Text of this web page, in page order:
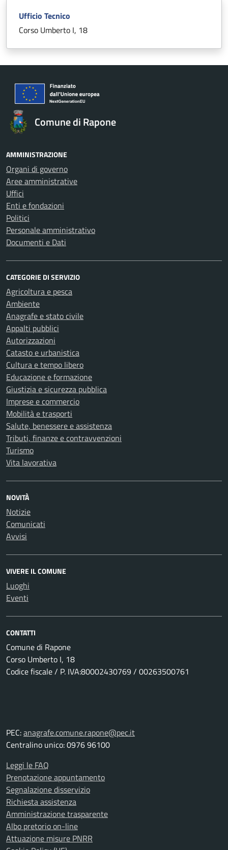
Ufficio Tecnico
Corso Umberto I, 18
Comune di Rapone
AMMINISTRAZIONE
Organi di governo
Aree amministrative
Uffici
Enti e fondazioni
Politici
Personale amministrativo
Documenti e Dati
CATEGORIE DI SERVIZIO
Agricoltura e pesca
Ambiente
Anagrafe e stato civile
Appalti pubblici
Autorizzazioni
Catasto e urbanistica
Cultura e tempo libero
Educazione e formazione
Giustizia e sicurezza pubblica
Imprese e commercio
Mobilità e trasporti
Salute, benessere e assistenza
Tributi, finanze e contravvenzioni
Turismo
Vita lavorativa
NOVITÀ
Notizie
Comunicati
Avvisi
VIVERE IL COMUNE
Luoghi
Eventi
CONTATTI
Comune di Rapone
Corso Umberto I, 18
Codice fiscale / P. IVA:80002430769 / 00263500761
PEC:anagrafe.comune.rapone@pec.it
Centralino unico: 0976 96100
Leggi le FAQ
Prenotazione appuntamento
Segnalazione disservizio
Richiesta assistenza
Amministrazione trasparente
Albo pretorio on-line
Attuazione misure PNRR